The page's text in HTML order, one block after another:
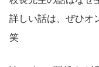
詳しい話は、ぜひオ
笑